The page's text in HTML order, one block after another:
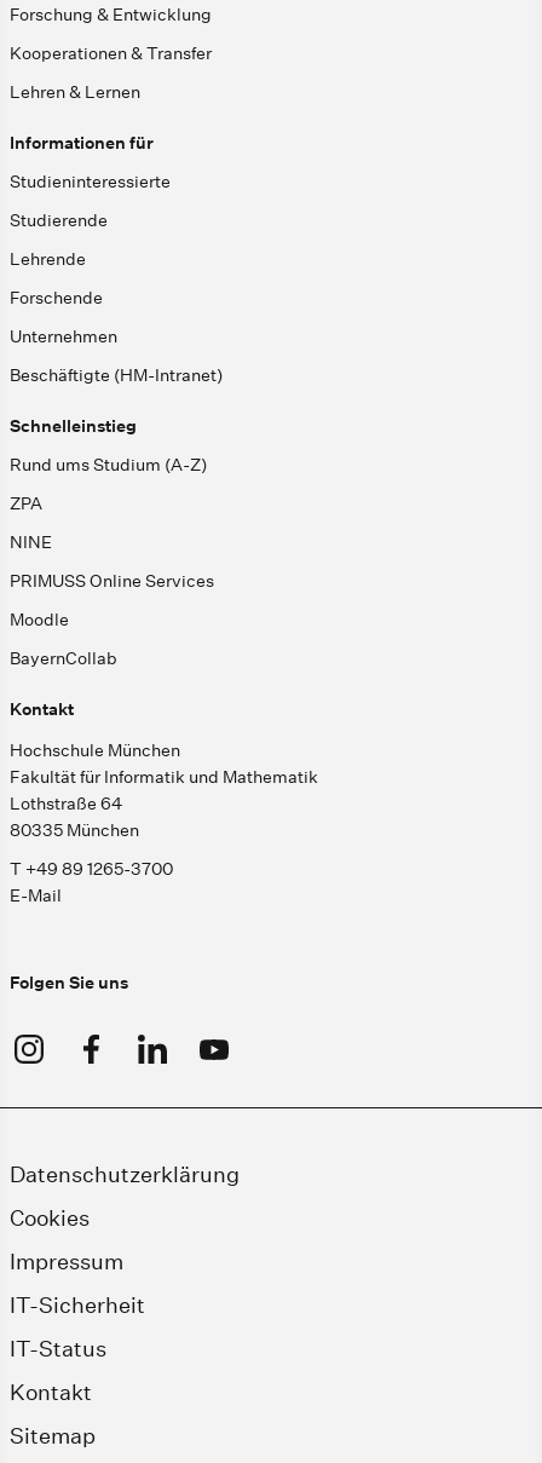
Forschung & Entwicklung
Kooperationen & Transfer
Lehren & Lernen
Informationen für
Studieninteressierte
Studierende
Lehrende
Forschende
Unternehmen
Beschäftigte (HM-Intranet)
Schnelleinstieg
Rund ums Studium (A-Z)
ZPA
NINE
PRIMUSS Online Services
Moodle
BayernCollab
Kontakt
Hochschule München
Fakultät für Informatik und Mathematik
Lothstraße 64
80335 München
T +49 89 1265-3700
E-Mail
Folgen Sie uns
Datenschutzerklärung
Cookies
Impressum
IT-Sicherheit
IT-Status
Kontakt
Sitemap